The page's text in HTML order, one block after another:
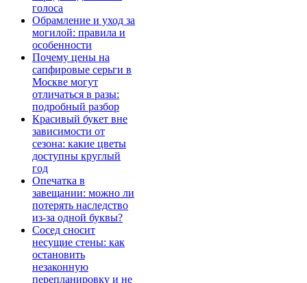
голоса
Обрамление и уход за
могилой: правила и
особенности
Почему цены на
сапфировые серьги в
Москве могут
отличаться в разы:
подробный разбор
Красивый букет вне
зависимости от
сезона: какие цветы
доступны круглый
год
Опечатка в
завещании: можно ли
потерять наследство
из-за одной буквы?
Сосед сносит
несущие стены: как
остановить
незаконную
перепланировку и не